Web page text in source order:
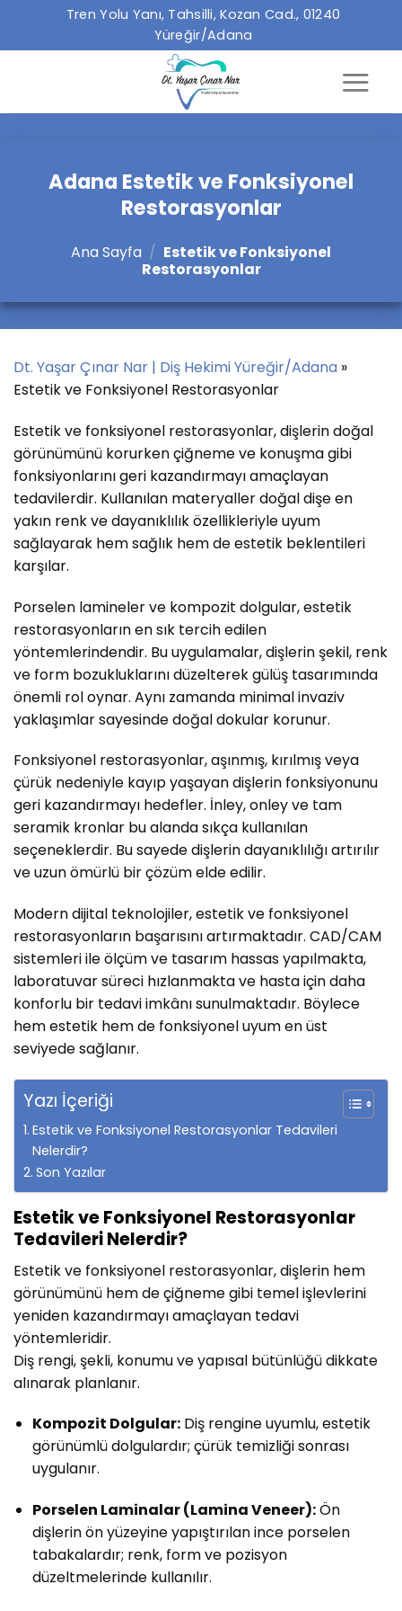
Tren Yolu Yanı, Tahsilli, Kozan Cad., 01240
Yüreğir/Adana
Adana Estetik ve Fonksiyonel
Restorasyonlar
Ana Sayfa / Estetik ve Fonksiyonel
Restorasyonlar
Dt. Yaşar Çınar Nar | Diş Hekimi Yüreğir/Adana »
Estetik ve Fonksiyonel Restorasyonlar
Estetik ve fonksiyonel restorasyonlar, dişlerin doğal
görünümünü korurken çiğneme ve konuşma gibi
fonksiyonlarını geri kazandırmayı amaçlayan
tedavilerdir. Kullanılan materyaller doğal dişe en
yakın renk ve dayanıklılık özellikleriyle uyum
sağlayarak hem sağlık hem de estetik beklentileri
karşılar.
Porselen lamineler ve kompozit dolgular, estetik
restorasyonların en sık tercih edilen
yöntemlerindendir. Bu uygulamalar, dişlerin şekil, renk
ve form bozukluklarını düzelterek gülüş tasarımında
önemli rol oynar. Aynı zamanda minimal invaziv
yaklaşımlar sayesinde doğal dokular korunur.
Fonksiyonel restorasyonlar, aşınmış, kırılmış veya
çürük nedeniyle kayıp yaşayan dişlerin fonksiyonunu
geri kazandırmayı hedefler. İnley, onley ve tam
seramik kronlar bu alanda sıkça kullanılan
seçeneklerdir. Bu sayede dişlerin dayanıklılığı artırılır
ve uzun ömürlü bir çözüm elde edilir.
Modern dijital teknolojiler, estetik ve fonksiyonel
restorasyonların başarısını artırmaktadır. CAD/CAM
sistemleri ile ölçüm ve tasarım hassas yapılmakta,
laboratuvar süreci hızlanmakta ve hasta için daha
konforlu bir tedavi imkânı sunulmaktadır. Böylece
hem estetik hem de fonksiyonel uyum en üst
seviyede sağlanır.
Yazı İçeriği
Estetik ve Fonksiyonel Restorasyonlar Tedavileri
Nelerdir?
Son Yazılar
Estetik ve Fonksiyonel Restorasyonlar
Tedavileri Nelerdir?
Estetik ve fonksiyonel restorasyonlar, dişlerin hem
görünümünü hem de çiğneme gibi temel işlevlerini
yeniden kazandırmayı amaçlayan tedavi
yöntemleridir.
Diş rengi, şekli, konumu ve yapısal bütünlüğü dikkate
alınarak planlanır.
Kompozit Dolgular:Diş rengine uyumlu, estetik
görünümlü dolgulardır; çürük temizliği sonrası
uygulanır.
Porselen Laminalar (Lamina Veneer):Ön
dişlerin ön yüzeyine yapıştırılan ince porselen
tabakalardır; renk, form ve pozisyon
düzeltmelerinde kullanılır.